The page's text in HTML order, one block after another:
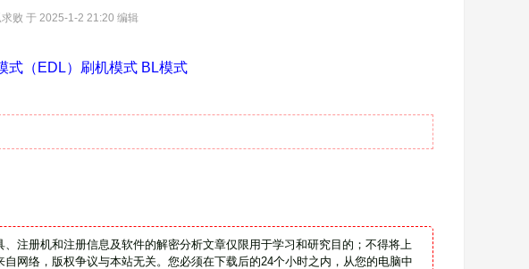
败 于 2025-1-2 21:20 编辑
式（EDL）刷机模式 BL模式
注册机和注册信息及软件的解密分析文章仅限用于学习和研究目的；不得将上
网络，版权争议与本站无关。您必须在下载后的24个小时之内，从您的电脑中